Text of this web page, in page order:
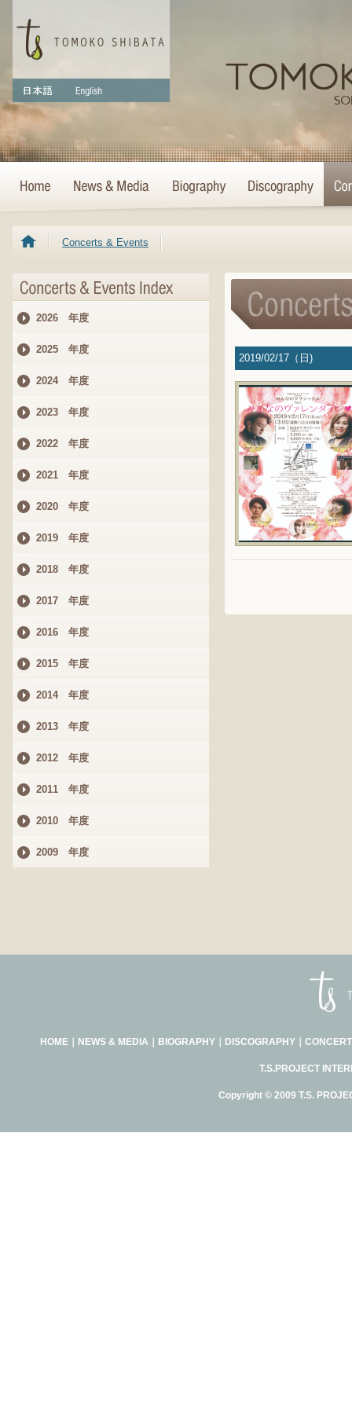
Concerts & Events
2026 年度
2025 年度
2024 年度
2023 年度
2022 年度
2021 年度
2020 年度
2019 年度
2018 年度
2017 年度
2016 年度
2015 年度
2014 年度
2013 年度
2012 年度
2011 年度
2010 年度
2009 年度
2019/02/17（日)
HOME｜ NEWS & MEDIA BIOGRAPHY｜ DISCOGRAPHY｜
T.S.PROJECT
Copyright © 2009 T.S.